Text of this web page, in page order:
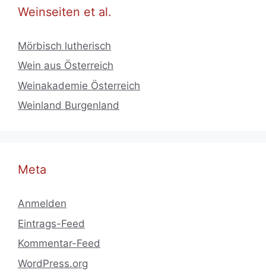
Weinseiten et al.
Mörbisch lutherisch
Wein aus Österreich
Weinakademie Österreich
Weinland Burgenland
Meta
Anmelden
Eintrags-Feed
Kommentar-Feed
WordPress.org